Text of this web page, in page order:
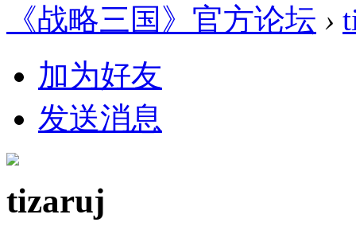
《战略三国》官方论坛 ›
加为好友
发送消息
tizaruj